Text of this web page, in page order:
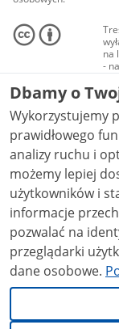
na
-
Dbamy o
Wykorzystujemy
prawidłowego
analizy ruchu i
możemy lepiej
użytkowników i stale
informacje
pozwalać na
przeglądarki
dane osobowe.